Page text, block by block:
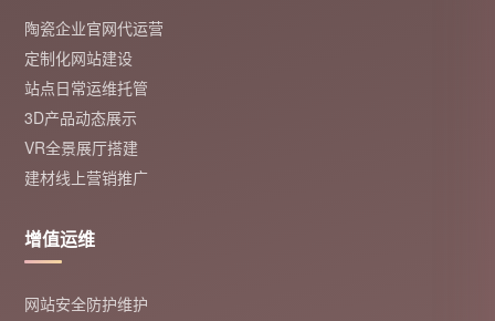
陶瓷企业官网代运营
定制化网站建设
站点日常运维托管
3D产品动态展示
VR全景展厅搭建
建材线上营销推广
增值运维
网站安全防护维护